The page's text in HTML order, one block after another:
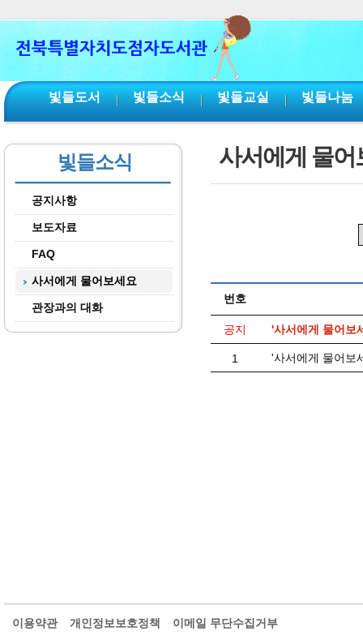
빛들도서 빛들소식 빛들교실 빛들나눔
빛들소식
공지사항
보도자료
FAQ
사서에게 물어보세요
관장과의 대화
사서에게 물어
번호
공지 '사서에게 물어보
1 '사서에게 물어보
이용약관 개인정보보호정책
이메일 무단수집거부